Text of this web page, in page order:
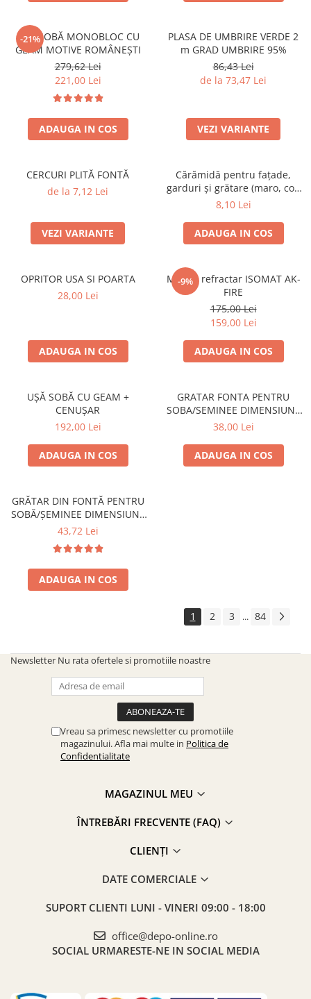
-21%
UȘĂ SOBĂ MONOBLOC CU
GEAM MOTIVE ROMÂNEȘTI
279,62 Lei
221,00 Lei
ADAUGA IN COS
PLASA DE UMBRIRE VERDE 2
m GRAD UMBRIRE 95%
86,43 Lei
de la 73,47 Lei
VEZI VARIANTE
CERCURI PLITĂ FONTĂ
de la 7,12 Lei
VEZI VARIANTE
Cărămidă pentru fațade,
garduri și grătare (maro, colț
rotunjit) – 250 × 120 × 65 mm
8,10 Lei
ADAUGA IN COS
OPRITOR USA SI POARTA
28,00 Lei
ADAUGA IN COS
-9%
Mortar refractar ISOMAT AK-
FIRE
175,00 Lei
159,00 Lei
ADAUGA IN COS
UȘĂ SOBĂ CU GEAM +
CENUȘAR
192,00 Lei
ADAUGA IN COS
GRATAR FONTA PENTRU
SOBA/SEMINEE DIMENSIUNE
250x170 mm
38,00 Lei
ADAUGA IN COS
GRĂTAR DIN FONTĂ PENTRU
SOBĂ/ȘEMINEE DIMENSIUNE
300 mm x 200 mm
43,72 Lei
ADAUGA IN COS
1 2 3 ... 84
Newsletter Nu rata ofertele si promotiile noastre
Vreau sa primesc newsletter cu promotiile
magazinului. Afla mai multe in Politica de
Confidentialitate
MAGAZINUL MEU
ÎNTREBĂRI FRECVENTE (FAQ)
CLIENȚI
DATE COMERCIALE
SUPORT CLIENTI LUNI - VINERI 09:00 - 18:00
office@depo-online.ro
SOCIAL URMARESTE-NE IN SOCIAL MEDIA